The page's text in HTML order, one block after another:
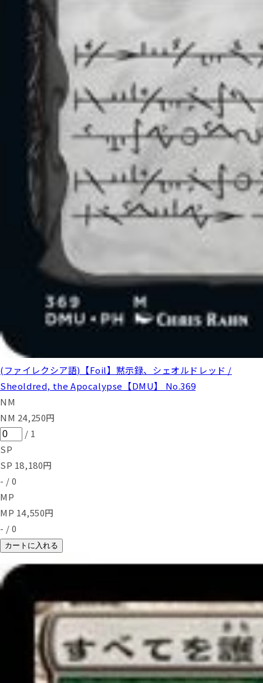
(ファイレクシア語)【Foil】黙示録、シェオルドレッド /
Sheoldred, the Apocalypse【DMU】 No.369
NM
NM 24,250円
/ 1
SP
SP 18,180円
- / 0
MP
MP 14,550円
- / 0
カートに入れる